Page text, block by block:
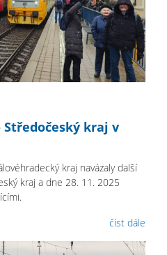
Středočeský kraj v
kraj navázaly další
kraj a dne 28. 11. 2025
číst dále